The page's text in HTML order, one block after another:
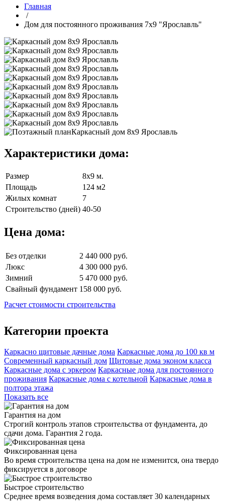
Главная
/
Дом для постоянного проживания 7х9 "Ярославль"
Характеристики дома:
Размер
8х9 м.
Площадь
124 м2
Жилых комнат
7
Строительство (дней) 40-50
Цена дома:
Без отделки
2 440 000 руб.
Люкс
4 300 000 руб.
Зимний
5 470 000 руб.
Свайный фундамент 158 000 руб.
Расчет стоимости строительства
Категории проекта
Каркасно щитовые дачные дома Каркасные дома до 100 кв м
Современный каркасный дом Щитовые дома эконом класса
Каркасные дома с эркером Каркасные дома для постоянного
проживания Каркасные дома с котельной Каркасные дома в
полтора этажа
Показать все
Гарантия на дом
Строгий контроль этапов строительства от фундамента, до
сдачи дома. Гарантия 2 года.
Фиксированная цена
Во время строительства цена на дом не изменится, она твердо
фиксируется в договоре
Быстрое строительство
Среднее время возведения дома составляет 30 календарных